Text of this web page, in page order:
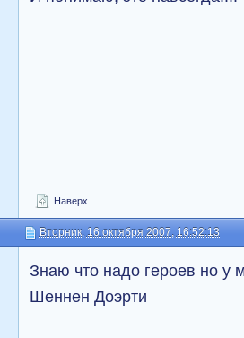
Наверх
Вторник, 16 октября 2007, 16:52:13
Знаю что надо героев но у
Шеннен Доэрти